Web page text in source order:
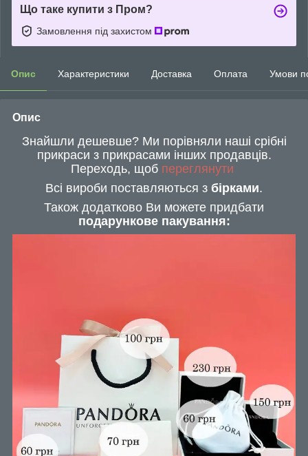
Що таке купити з Пром?
Замовлення під захистом
Опис Характеристики Доставка Оплата Умови
Опис
Знайшли дешевше? Ми порівняли наші срібні
прикраси з прикрасами інших продавців.
Переходь, щоб переглянути
Всі вироби поставляються з бірками.
Також додатково Ви можете придбати
подарункове пакування: